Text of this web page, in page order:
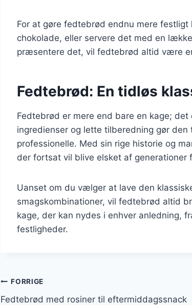
For at gøre fedtebrød endnu mere
chokolade, eller servere det med en
præsentere det, vil fedtebrød altid være
Fedtebrød: En tidløs
Fedtebrød er mere end bare en kage;
ingredienser og lette tilberedning gør
professionelle. Med sin rige historie og
der fortsat vil blive elsket af generationer
Uanset om du vælger at lave den
smagskombinationer, vil fedtebrød altid
kage, der kan nydes i enhver anledning,
festligheder.
Indlægsnavigation
FORRIGE
Fedtebrød med rosiner til eftermiddagssnack